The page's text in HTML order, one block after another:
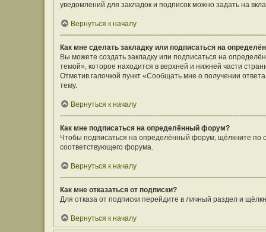
уведомлений для закладок и подписок можно задать на
Вернуться к началу
Как мне сделать закладку или подписаться на
Вы можете создать закладку или подписаться на
темой», которое находится в верхней и нижней части
Отметив галочкой пункт «Сообщать мне о получении
тему.
Вернуться к началу
Как мне подписаться на определённый форум?
Чтобы подписаться на определённый форум, щёлкните по
соответствующего форума.
Вернуться к началу
Как мне отказаться от подписки?
Для отказа от подписки перейдите в личный раздел и
Вернуться к началу